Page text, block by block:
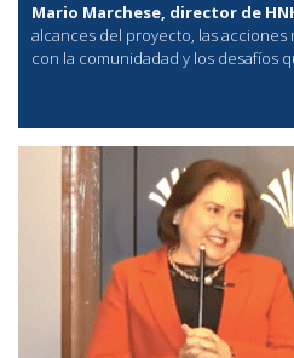
Mario Marchese, director de
alcances del proyecto, las acciones
con la comunidadad y los desafíos